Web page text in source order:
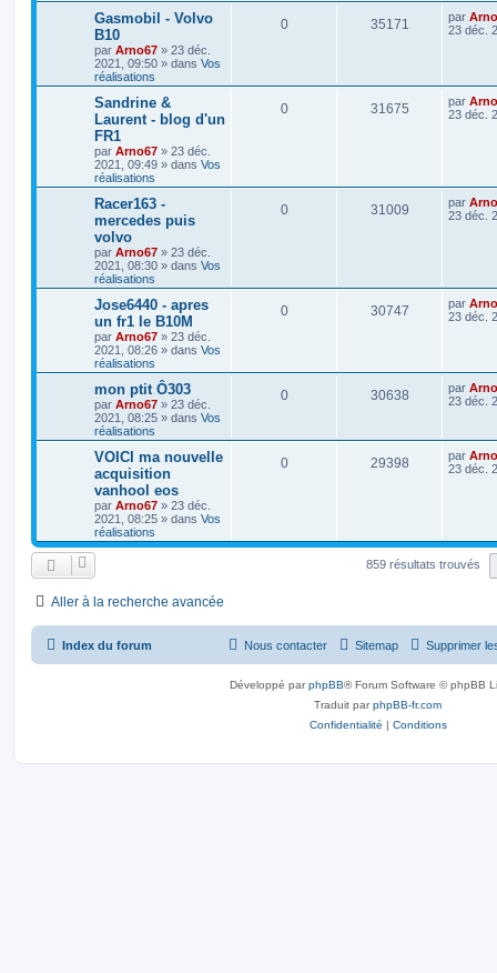
Gasmobil - Volvo
B10
par Arno67 » 23 déc.
2021, 09:50 » dans Vos
réalisations
0 35171 par
23 déc.
Sandrine &
Laurent - blog d'un
FR1
par Arno67 » 23 déc.
2021, 09:49 » dans Vos
réalisations
0 31675 par
23 déc.
Racer163 -
mercedes puis
volvo
par Arno67 » 23 déc.
2021, 08:30 » dans Vos
réalisations
0 31009 par
23 déc.
Jose6440 - apres
un fr1 le B10M
par Arno67 » 23 déc.
2021, 08:26 » dans Vos
réalisations
0 30747 par
23 déc.
mon ptit Ô303
par Arno67 » 23 déc.
2021, 08:25 » dans Vos
réalisations
0 30638 par
23 déc.
VOICI ma nouvelle
acquisition
vanhool eos
par Arno67 » 23 déc.
2021, 08:25 » dans Vos
réalisations
0 29398 par
23 déc.
859 résultats trouvés
Aller à la recherche avancée
Index du forum Supprimer
Sitemap
Nous contacter
Développé parphpBB® Forum Software © phpBB
Traduit parphpBB-fr.com
Confidentialité | Conditions